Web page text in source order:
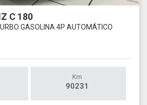
C 180
GASOLINA 4P AUTOMÁTICO
Km
90231